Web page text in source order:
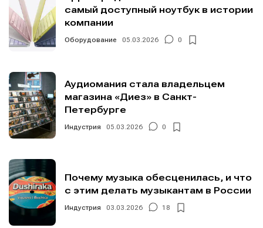
самый доступный ноутбук в истории
компании
Оборудование 05.03.2026 0
Аудиомания стала владельцем
магазина «Диез» в Санкт-
Петербурге
Индустрия 05.03.2026 0
Почему музыка обесценилась, и что
с этим делать музыкантам в России
Индустрия 03.03.2026 18